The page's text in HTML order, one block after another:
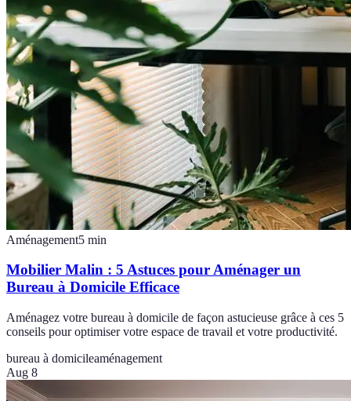
Aménagement5 min
Mobilier Malin : 5 Astuces pour Aménager un
Bureau à Domicile Efficace
Aménagez votre bureau à domicile de façon astucieuse grâce à ces 5
conseils pour optimiser votre espace de travail et votre productivité.
bureau à domicileaménagement
Aug 8